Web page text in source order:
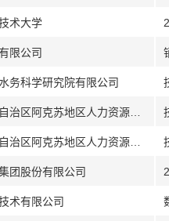
术大学
限公司
务科学研究院有限公司
团股份有限公司
术有限公司